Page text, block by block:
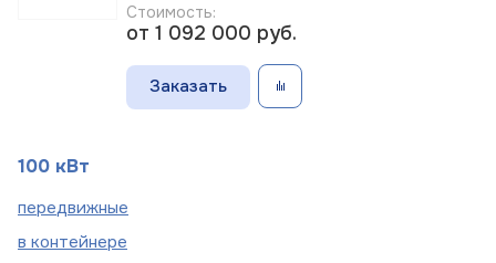
Стоимость:
от 1 092 000 руб.
Заказать
100 кВт
передвижные
в контейнере